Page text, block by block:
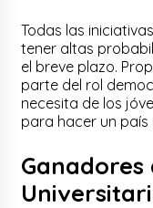
Todas las
tener altas
el breve plazo.
parte del rol
necesita de los
para hacer un país
Ganadores